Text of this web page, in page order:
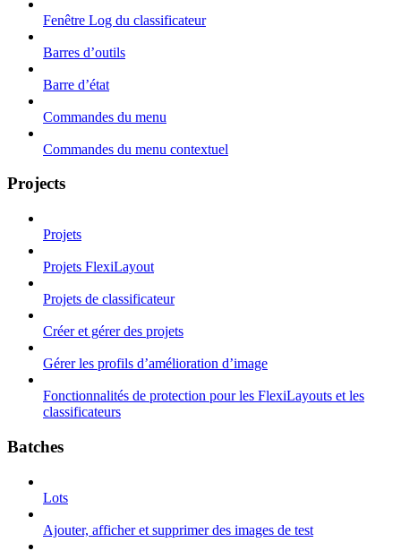
Fenêtre Log du classificateur
Barres d’outils
Barre d’état
Commandes du menu
Commandes du menu contextuel
Projects
Projets
Projets FlexiLayout
Projets de classificateur
Créer et gérer des projets
Gérer les profils d’amélioration d’image
Fonctionnalités de protection pour les FlexiLayouts et les
classificateurs
Batches
Lots
Ajouter, afficher et supprimer des images de test